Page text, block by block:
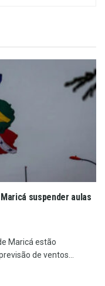
suspender aulas
Maricá estão
de ventos...